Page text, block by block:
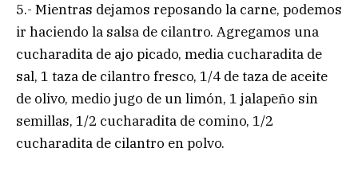
5.- Mientras dejamos reposando la carne, podemos
ir haciendo la salsa de cilantro. Agregamos una
cucharadita de ajo picado, media cucharadita de
sal, 1 taza de cilantro fresco, 1/4 de taza de aceite
de olivo, medio jugo de un limón, 1 jalapeño sin
semillas, 1/2 cucharadita de comino, 1/2
cucharadita de cilantro en polvo.